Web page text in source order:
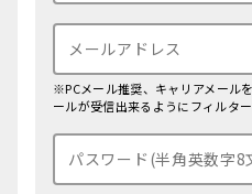
※PCメール推奨、キャリアメール
ールが受信出来るようにフィルタ